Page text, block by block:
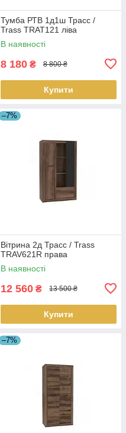
Тумба РТВ 1д1ш Трасс /
Trass TRAT121 ліва
В наявності
8 180 ₴ 8 800 ₴
Купити
–7%
Вітрина 2д Трасс / Trass
TRAV621R права
В наявності
12 560 ₴ 13 500 ₴
Купити
–7%